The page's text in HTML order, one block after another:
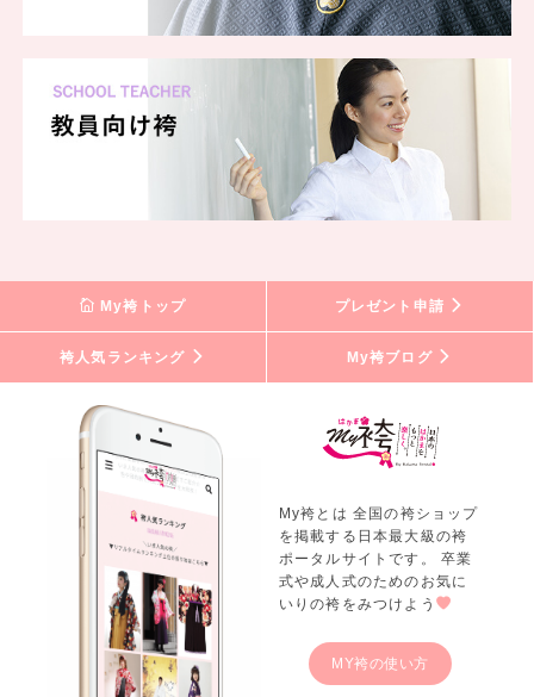
My袴トップ プレゼント申請
袴人気ランキング My袴ブログ
My袴とは 全国の袴ショップ
を掲載する日本最大級の袴
ポータルサイトです。 卒業
式や成人式のためのお気に
いりの袴をみつけよう
MY袴の使い方